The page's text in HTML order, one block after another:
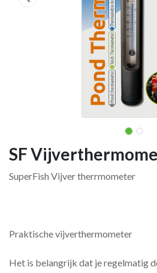
SF
SuperFish Vijver therrmometer
Praktische vijverthermometer
Het is belangrijk dat je regelmatig